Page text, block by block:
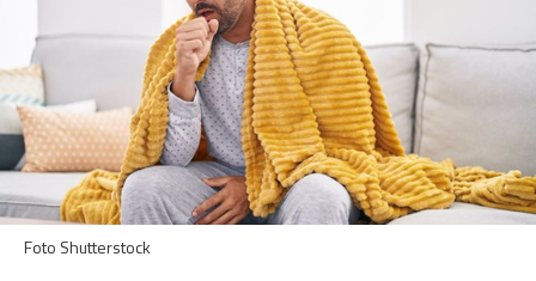
Foto Shutterstock